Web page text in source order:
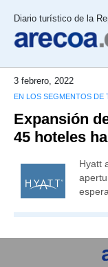
Diario turístico de la
3 febrero, 2022
EN LOS SEGMENTOS
Expansión
45 hoteles
Hyatt